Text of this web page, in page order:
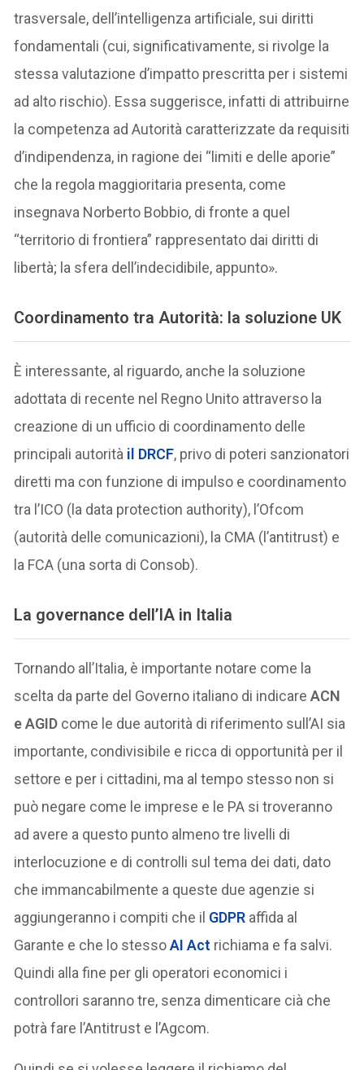
trasversale, dell’intelligenza artificiale, sui diritti
fondamentali (cui, significativamente, si rivolge la
stessa valutazione d’impatto prescritta per i sistemi
ad alto rischio). Essa suggerisce, infatti di attribuirne
la competenza ad Autorità caratterizzate da requisiti
d’indipendenza, in ragione dei “limiti e delle aporie”
che la regola maggioritaria presenta, come
insegnava Norberto Bobbio, di fronte a quel
“territorio di frontiera” rappresentato dai diritti di
libertà; la sfera dell’indecidibile, appunto».
Coordinamento tra Autorità: la soluzione UK
È interessante, al riguardo, anche la soluzione
adottata di recente nel Regno Unito attraverso la
creazione di un ufficio di coordinamento delle
principali autorità il DRCF, privo di poteri sanzionatori
diretti ma con funzione di impulso e coordinamento
tra l’ICO (la data protection authority), l’Ofcom
(autorità delle comunicazioni), la CMA (l’antitrust) e
la FCA (una sorta di Consob).
La governance dell’IA in Italia
Tornando all’Italia, è importante notare come la
scelta da parte del Governo italiano di indicare ACN
e AGID come le due autorità di riferimento sull’AI sia
importante, condivisibile e ricca di opportunità per il
settore e per i cittadini, ma al tempo stesso non si
può negare come le imprese e le PA si troveranno
ad avere a questo punto almeno tre livelli di
interlocuzione e di controlli sul tema dei dati, dato
che immancabilmente a queste due agenzie si
aggiungeranno i compiti che il GDPR affida al
Garante e che lo stessoAI Act richiama e fa salvi.
Quindi alla fine per gli operatori economici i
controllori saranno tre, senza dimenticare cià che
potrà fare l’Antitrust e l’Agcom.